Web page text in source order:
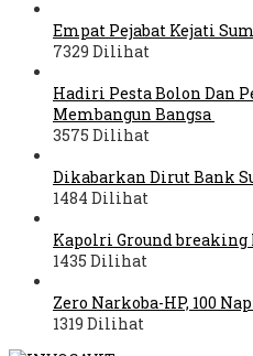
Empat Pejabat Kejati
7329 Dilihat
Hadiri Pesta Bolon Dan
Membangun Bangsa
3575 Dilihat
Dikabarkan Dirut Bank
1484 Dilihat
Kapolri Ground breaking
1435 Dilihat
Zero Narkoba-HP, 100
1319 Dilihat